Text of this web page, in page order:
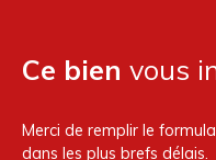
Ce bien vous
Merci de remplir le
dans les plus brefs délais.